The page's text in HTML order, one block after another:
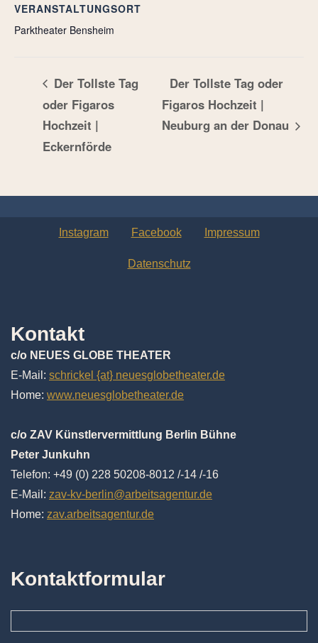
VERANSTALTUNGSORT
Parktheater Bensheim
Der Tollste Tag
oder Figaros
Hochzeit |
Eckernförde
Der Tollste Tag oder
Figaros Hochzeit |
Neuburg an der Donau
Instagram Facebook Impressum
Datenschutz
Kontakt
c/o NEUES GLOBE THEATER
E-Mail: schrickel {at} neuesglobetheater.de
Home: www.neuesglobetheater.de
c/o ZAV Künstlervermittlung Berlin Bühne
Peter Junkuhn
Telefon: +49 (0) 228 50208-8012 /-14 /-16
E-Mail: zav-kv-berlin@arbeitsagentur.de
Home: zav.arbeitsagentur.de
Kontaktformular